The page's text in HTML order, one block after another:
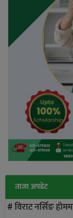
ताजा अपडेट
#विराट नर्सिङ